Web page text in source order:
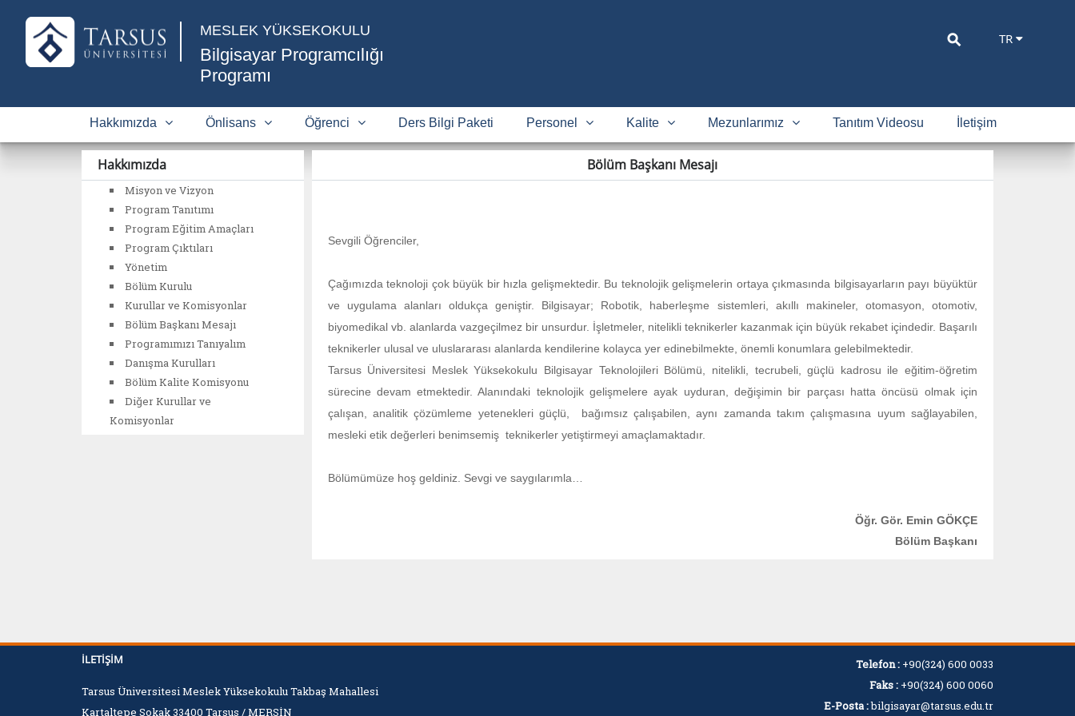
MESLEK YÜKSEKOKULU
Bilgisayar Programcılığı
Programı
TR
⚲
Hakkımızda Önlisans Öğrenci Ders Bilgi Paketi Personel Kalite Mezunlarımız Tanıtım Videosu İletişim
Hakkımızda
Misyon ve Vizyon
Program Tanıtımı
Program Eğitim Amaçları
Program Çıktıları
Yönetim
Bölüm Kurulu
Kurullar ve Komisyonlar
Bölüm Başkanı Mesajı
Programımızı Tanıyalım
Danışma Kurulları
Bölüm Kalite Komisyonu
Diğer Kurullar ve
Komisyonlar
Bölüm Başkanı Mesajı
Sevgili Öğrenciler,
Çağımızda teknoloji çok büyük bir hızla gelişmektedir. Bu teknolojik gelişmelerin ortaya çıkmasında bilgisayarların payı büyüktür
ve uygulama alanları oldukça geniştir. Bilgisayar; Robotik, haberleşme sistemleri, akıllı makineler, otomasyon, otomotiv,
biyomedikal vb. alanlarda vazgeçilmez bir unsurdur. İşletmeler, nitelikli teknikerler kazanmak için büyük rekabet içindedir. Başarılı
teknikerler ulusal ve uluslararası alanlarda kendilerine kolayca yer edinebilmekte, önemli konumlara gelebilmektedir.
Tarsus Üniversitesi Meslek Yüksekokulu Bilgisayar Teknolojileri Bölümü, nitelikli, tecrubeli, güçlü kadrosu ile eğitim-öğretim
sürecine devam etmektedir. Alanındaki teknolojik gelişmelere ayak uyduran, değişimin bir parçası hatta öncüsü olmak için
çalışan, analitik çözümleme yetenekleri güçlü, bağımsız çalışabilen, aynı zamanda takım çalışmasına uyum sağlayabilen,
mesleki etik değerleri benimsemiş teknikerler yetiştirmeyi amaçlamaktadır.
Bölümümüze hoş geldiniz. Sevgi ve saygılarımla…
Öğr. Gör. Emin GÖKÇE
Bölüm Başkanı
İLETIŞIM
Tarsus Üniversitesi Meslek Yüksekokulu Takbaş Mahallesi
Kartaltepe Sokak 33400 Tarsus / MERSİN
Telefon : +90(324) 600 0033
Faks : +90(324) 600 0060
E-Posta :bilgisayar@tarsus.edu.tr